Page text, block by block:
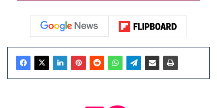
métallique premium, épaisseur réduite à environ 6,9 mm
(plus fin que le A56), écran Super AMOLED 6,7 pouces
Xclipse), jusqu’à 12 Go de RAM et 256 Go de stockage.
Côté photo, on attend un capteur principal 50 MP (souvent
Sony IMX906 avec stabilisation optique), un ultra-grand-